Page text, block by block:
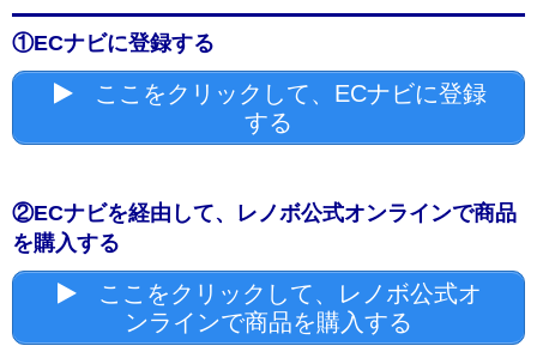
①ECナビに登録する
ここをクリックして、ECナビに登録
する
②ECナビを経由して、レノボ公式オンラインで商品
を購入する
ここをクリックして、レノボ公式オ
ンラインで商品を購入する